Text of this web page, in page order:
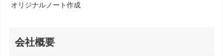
オリジナルノート作成
会社概要